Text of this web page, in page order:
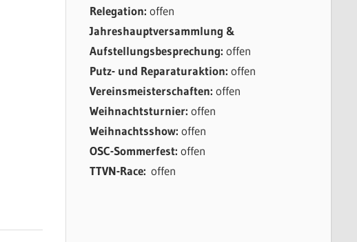
Relegation: offen
Jahreshauptversammlung &
Aufstellungsbesprechung: offen
Putz- und Reparaturaktion: offen
Vereinsmeisterschaften: offen
Weihnachtsturnier: offen
Weihnachtsshow: offen
OSC-Sommerfest: offen
TTVN-Race: offen